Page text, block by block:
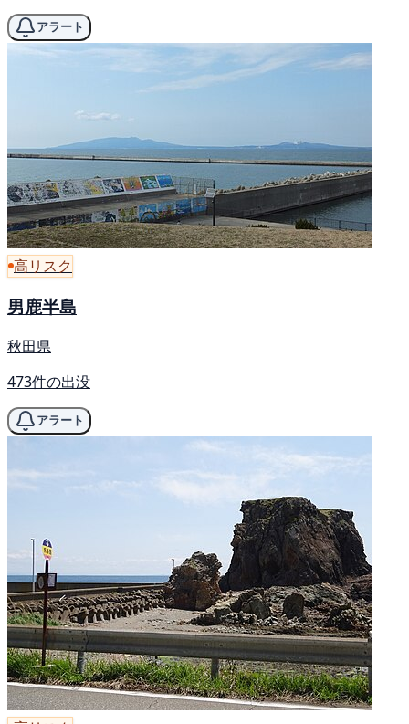
アラート
高リスク
男鹿半島
秋田県
473件の出没
アラート